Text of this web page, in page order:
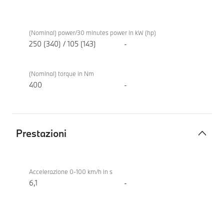
elettrico
48V
eDrive40
Touring
(Nominal) power/30 minutes power in kW (hp)
250 (340) / 105 (143) -
(Nominal) torque in Nm
400 -
Prestazioni
eDrive40
Touring
Accelerazione 0-100 km/h in s
6,1 -